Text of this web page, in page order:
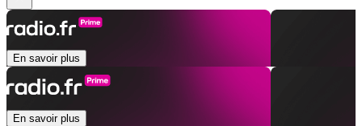
En savoir plus
En savoir plus